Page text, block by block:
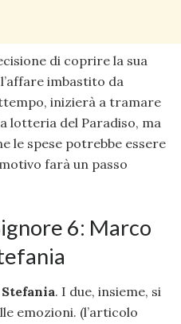
di coprire la sua
imbastito da
inizierà a tramare
lotteria del Paradiso, ma
le spese potrebbe essere
farà un passo
6: Marco
Stefania. I due, insieme, si
emozioni. (l’articolo